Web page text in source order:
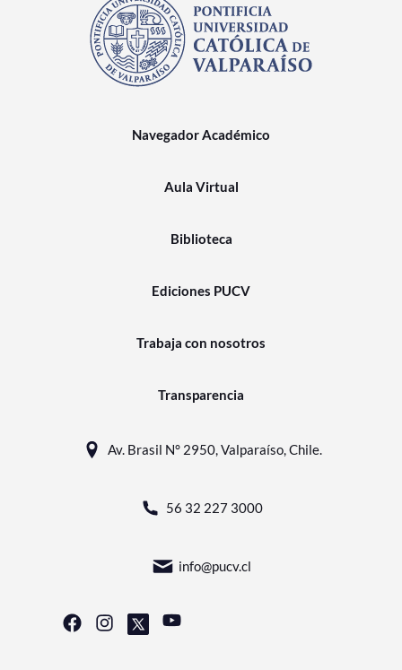
Navegador Académico
Aula Virtual
Biblioteca
Ediciones PUCV
Trabaja con nosotros
Transparencia
Av. Brasil N° 2950, Valparaíso, Chile.
56 32 227 3000
info@pucv.cl